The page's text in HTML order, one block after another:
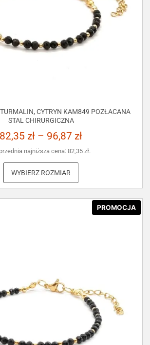
CYTRYN KAM849 POZŁACANA
STAL CHIRURGICZNA
82,35 zł – 96,87 zł
najniższa cena:82,35 zł.
WYBIERZ ROZMIAR
PROMOCJA